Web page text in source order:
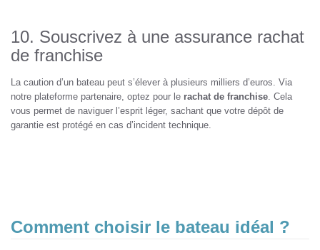
10. Souscrivez à une assurance rachat
de franchise
La caution d’un bateau peut s’élever à plusieurs milliers d’euros. Via
notre plateforme partenaire, optez pour le rachat de franchise . Cela
vous permet de naviguer l’esprit léger, sachant que votre dépôt de
garantie est protégé en cas d’incident technique.
Comment choisir le bateau idéal ?